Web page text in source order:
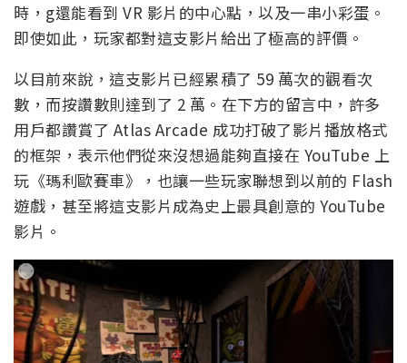
時，g還能看到 VR 影片的中心點，以及一串小彩蛋。
即使如此，玩家都對這支影片給出了極高的評價。
以目前來說，這支影片已經累積了 59 萬次的觀看次
數，而按讚數則達到了 2 萬。在下方的留言中，許多
用戶都讚賞了 Atlas Arcade 成功打破了影片播放格式
的框架，表示他們從來沒想過能夠直接在 YouTube 上
玩《瑪利歐賽車》，也讓一些玩家聯想到以前的 Flash
遊戲，甚至將這支影片成為史上最具創意的 YouTube
影片。